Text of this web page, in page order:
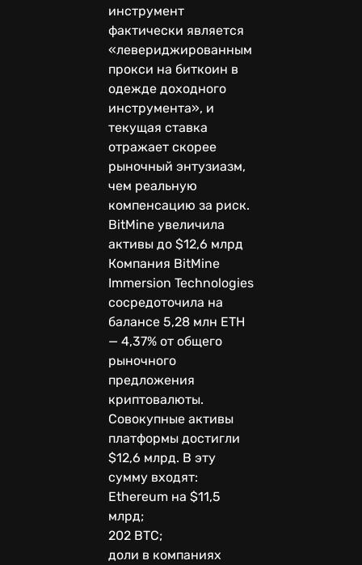
инструмент
фактически является
«левериджированным
прокси на биткоин в
одежде доходного
инструмента», и
текущая ставка
отражает скорее
рыночный энтузиазм,
чем реальную
компенсацию за риск.
BitMine увеличила
активы до $12,6 млрд
Компания BitMine
Immersion Technologies
сосредоточила на
балансе 5,28 млн ETH
— 4,37% от общего
рыночного
предложения
криптовалюты.
Совокупные активы
платформы достигли
$12,6 млрд. В эту
сумму входят:
Ethereum на $11,5
млрд;
202 BTC;
доли в компаниях